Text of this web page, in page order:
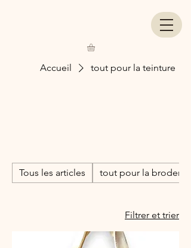
Accueil tout pour la teinture
Tous les articles tout pour la broderie
Filtrer et trier